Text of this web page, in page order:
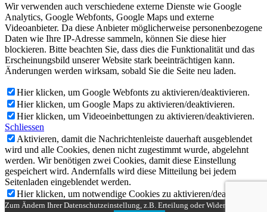
Wir verwenden auch verschiedene externe Dienste wie Google
Analytics, Google Webfonts, Google Maps und externe
Videoanbieter. Da diese Anbieter möglicherweise personenbezogene
Daten wie Ihre IP-Adresse sammeln, können Sie diese hier
blockieren. Bitte beachten Sie, dass dies die Funktionalität und das
Erscheinungsbild unserer Website stark beeinträchtigen kann.
Änderungen werden wirksam, sobald Sie die Seite neu laden.
Hier klicken, um Google Webfonts zu aktivieren/deaktivieren.
Hier klicken, um Google Maps zu aktivieren/deaktivieren.
Hier klicken, um Videoeinbettungen zu aktivieren/deaktivieren.
Schliessen
Aktivieren, damit die Nachrichtenleiste dauerhaft ausgeblendet
wird und alle Cookies, denen nicht zugestimmt wurde, abgelehnt
werden. Wir benötigen zwei Cookies, damit diese Einstellung
gespeichert wird. Andernfalls wird diese Mitteilung bei jedem
Seitenladen eingeblendet werden.
Hier klicken, um notwendige Cookies zu aktivieren/deaktivieren.
Zum Ändern Ihrer Datenschutzeinstellung, z.B. Erteilung oder Widerruf von